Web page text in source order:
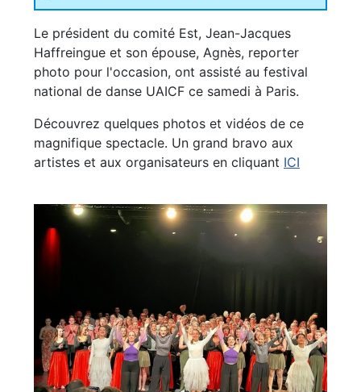
Le président du comité Est, Jean-Jacques
Haffreingue et son épouse, Agnès, reporter
photo pour l'occasion, ont assisté au festival
national de danse UAICF ce samedi à Paris.
Découvrez quelques photos et vidéos de ce
magnifique spectacle. Un grand bravo aux
artistes et aux organisateurs en cliquant ICI